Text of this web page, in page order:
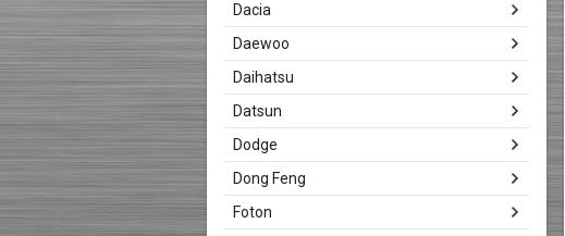
Dacia
Daewoo
Daihatsu
Datsun
Dodge
Dong Feng
Foton